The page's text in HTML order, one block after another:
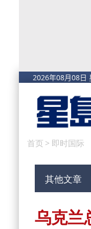
首页 > 即时国际
其他文章
乌克兰